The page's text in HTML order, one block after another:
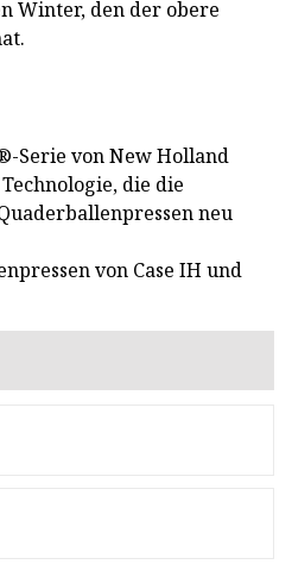
Winter, den der obere
Serie von New Holland
die die
neu
von Case IH und